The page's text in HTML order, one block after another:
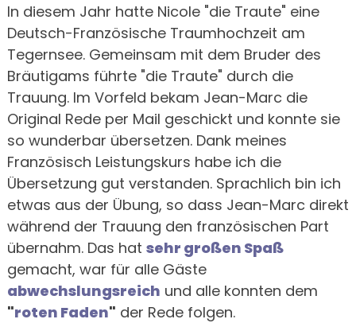
In diesem Jahr hatte Nicole "die Traute" eine
Deutsch-Französische Traumhochzeit am
Tegernsee. Gemeinsam mit dem Bruder des
Bräutigams führte "die Traute" durch die
Trauung. Im Vorfeld bekam Jean-Marc die
Original Rede per Mail geschickt und konnte sie
so wunderbar übersetzen. Dank meines
Französisch Leistungskurs habe ich die
Übersetzung gut verstanden. Sprachlich bin ich
etwas aus der Übung, so dass Jean-Marc direkt
während der Trauung den französischen Part
übernahm. Das hat sehr großen Spaß
gemacht, war für alle Gäste
abwechslungsreich und alle konnten dem
"roten Faden" der Rede folgen.